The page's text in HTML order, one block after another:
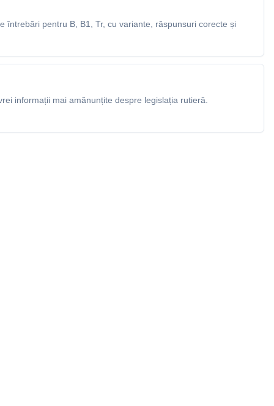
întrebări pentru B, B1, Tr, cu variante, răspunsuri corecte și
informații mai amănunțite despre legislația rutieră.